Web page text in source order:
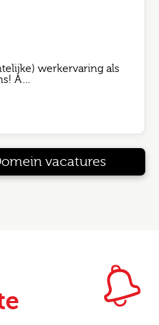
werkervaring als
A…
vacatures